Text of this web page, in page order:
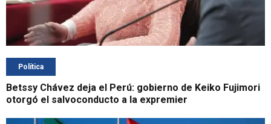
Política
Betssy Chávez deja el Perú: gobierno de Keiko Fujimori
otorgó el salvoconducto a la expremier